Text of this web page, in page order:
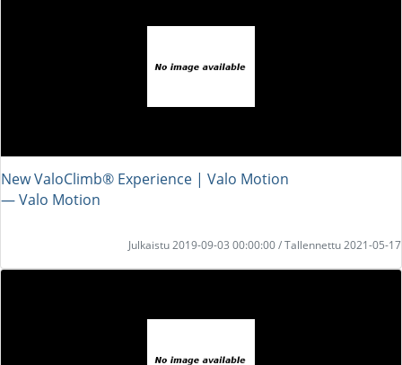
New ValoClimb® Experience | Valo Motion
― Valo Motion
Julkaistu 2019-09-03 00:00:00 / Tallennettu 2021-05-17